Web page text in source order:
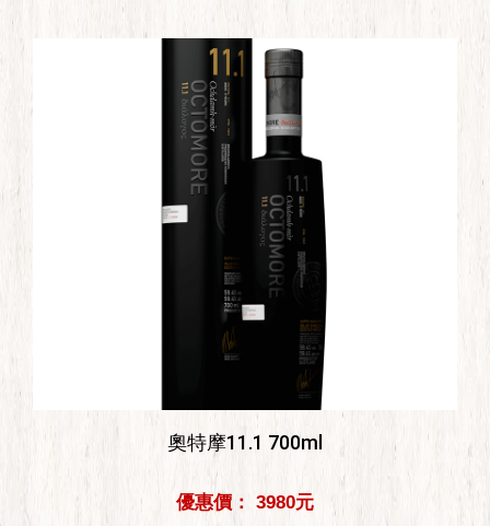
奧特摩11.1 700ml
優惠價： 3980元